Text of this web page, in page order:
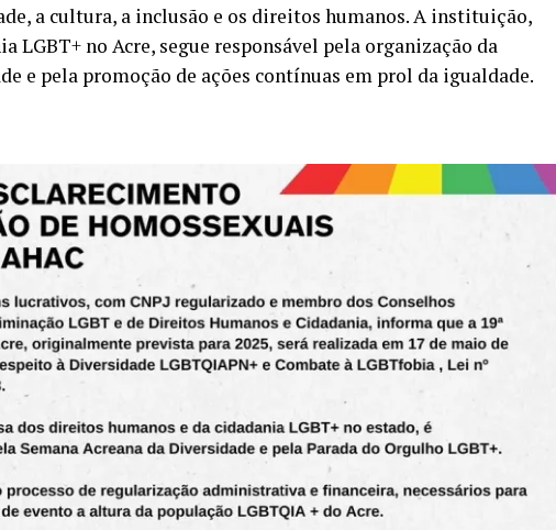
a cultura, a inclusão e os direitos humanos. A instituição,
LGBT+ no Acre, segue responsável pela organização da
e pela promoção de ações contínuas em prol da igualdade.